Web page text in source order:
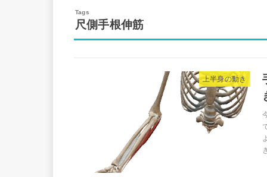
尺側手根伸筋
上半身の動き